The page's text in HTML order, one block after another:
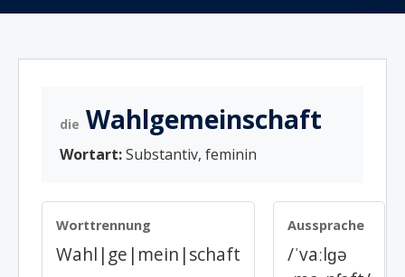
die Wahlgemeinschaft
Wortart:Substantiv, feminin
Worttrennung
Wahl|ge|mein|schaft
Aussprache
/ˈvaːlɡə